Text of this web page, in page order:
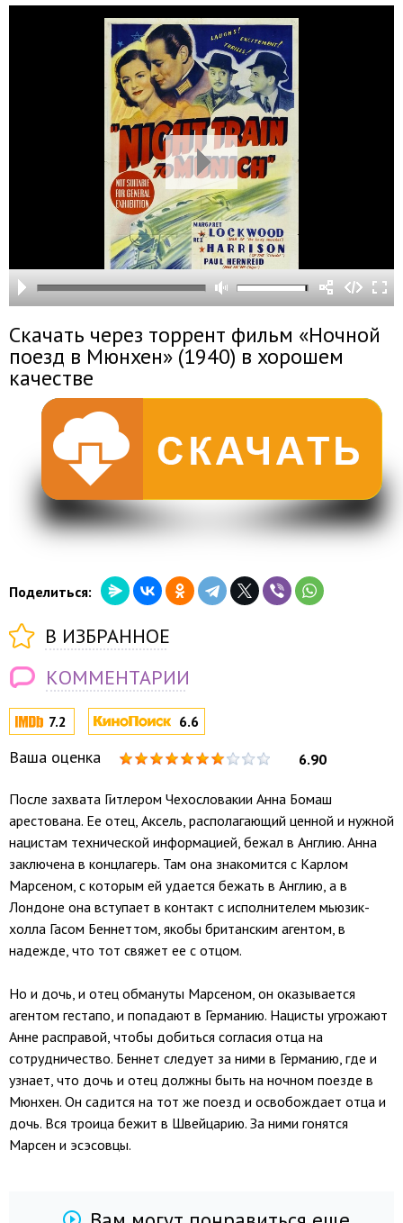
7.2 6.6
Ваша оценка 6.90
После захвата Гитлером Чехословакии Анна Бомаш
арестована. Ее отец, Аксель, располагающий ценной и нужной
нацистам технической информацией, бежал в Англию. Анна
заключена в концлагерь. Там она знакомится с Карлом
Марсеном, с которым ей удается бежать в Англию, а в
Лондоне она вступает в контакт с исполнителем мьюзик-
холла Гасом Беннеттом, якобы британским агентом, в
надежде, что тот свяжет ее с отцом.
Но и дочь, и отец обмануты Марсеном, он оказывается
агентом гестапо, и попадают в Германию. Нацисты угрожают
Анне расправой, чтобы добиться согласия отца на
сотрудничество. Беннет следует за ними в Германию, где и
узнает, что дочь и отец должны быть на ночном поезде в
Мюнхен. Он садится на тот же поезд и освобождает отца и
дочь. Вся троица бежит в Швейцарию. За ними гонятся
Марсен и эсэсовцы.
Скачать через торрент фильм «Ночной
поезд в Мюнхен» (1940) в хорошем
качестве
Поделиться:
В ИЗБРАННОЕ
КОММЕНТАРИИ